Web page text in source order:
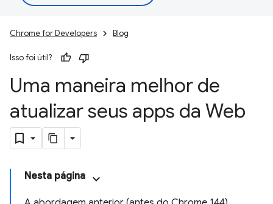
Chrome for Developers Blog
Isso foi útil?
Uma maneira melhor de
atualizar seus apps da Web
Nesta página